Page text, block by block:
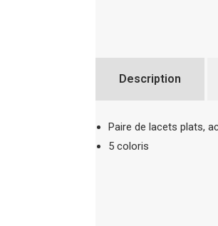
Description
Paire de lacets plats,
5 coloris